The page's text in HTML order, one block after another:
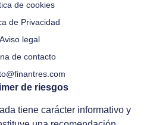
de cookies
de Privacidad
Aviso legal
de contacto
de riesgos
tiene carácter informativo y